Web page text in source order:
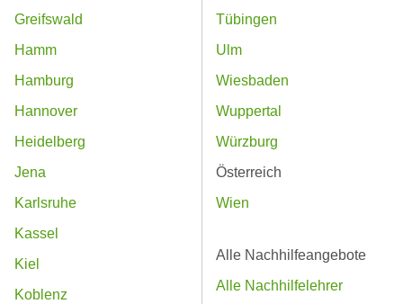
Greifswald
Hamm
Hamburg
Hannover
Heidelberg
Jena
Karlsruhe
Kassel
Kiel
Koblenz
Tübingen
Ulm
Wiesbaden
Wuppertal
Würzburg
Österreich
Wien
Alle Nachhilfeangebote
Alle Nachhilfelehrer